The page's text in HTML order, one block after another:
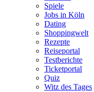
Spiele
Jobs in Köln
Dating
Shoppingwelt
Rezepte
Reiseportal
Testberichte
Ticketportal
Quiz
Witz des Tages